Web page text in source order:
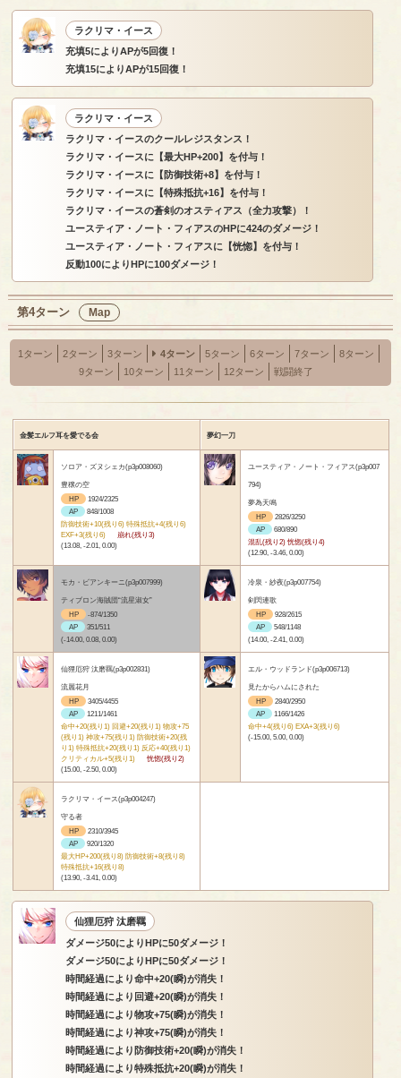
ラクリマ・イース
充填5によりAPが5回復！
充填15によりAPが15回復！
ラクリマ・イース
ラクリマ・イースのクールレジスタンス！
ラクリマ・イースに【最大HP+200】を付与！
ラクリマ・イースに【防御技術+8】を付与！
ラクリマ・イースに【特殊抵抗+16】を付与！
ラクリマ・イースの蒼剣のオスティアス（全力攻撃）！
ユースティア・ノート・フィアスのHPに424のダメージ！
ユースティア・ノート・フィアスに【恍惚】を付与！
反動100によりHPに100ダメージ！
第4ターン Map
1ターン 2ターン 3ターン 4ターン 5ターン 6ターン 7ターン
8ターン
9ターン
10ターン 11ターン 12ターン 戦闘終了
金髪エルフ耳を愛でる会 夢幻一刀
ソロア・ズヌシェカ(p3p008060)
豊穣の空
HP
1924/2325
AP
848/1008
防御技術+10(残り6) 特殊抵抗+4(残り6)
EXF+3(残り6)
崩れ(残り3)
(13.08, -2.01, 0.00)
ユースティア・ノート・フィアス(p3p007
794)
夢為天鳴
HP
2826/3250
AP
680/890
混乱(残り2) 恍惚(残り4)
(12.90, -3.46, 0.00)
モカ・ビアンキーニ(p3p007999)
ティブロン海賊団“流星淑女”
HP
-874/1350
AP
351/511
(-14.00, 0.08, 0.00)
冷泉・紗夜(p3p007754)
剣閃連歌
HP
928/2615
AP
548/1148
(14.00, -2.41, 0.00)
仙狸厄狩 汰磨羈(p3p002831)
流麗花月
HP
3405/4455
AP
1211/1461
命中+20(残り1) 回避+20(残り1) 物攻+75
(残り1) 神攻+75(残り1) 防御技術+20(残
り1) 特殊抵抗+20(残り1) 反応+40(残り1)
クリティカル+5(残り1)
恍惚(残り2)
(15.00, -2.50, 0.00)
エル・ウッドランド(p3p006713)
見たからハムにされた
HP
2840/2950
AP
1166/1426
命中+4(残り6) EXA+3(残り6)
(-15.00, 5.00, 0.00)
ラクリマ・イース(p3p004247)
守る者
HP
2310/3945
AP
920/1320
最大HP+200(残り8) 防御技術+8(残り8)
特殊抵抗+16(残り8)
(13.90, -3.41, 0.00)
仙狸厄狩 汰磨羈
ダメージ50によりHPに50ダメージ！
ダメージ50によりHPに50ダメージ！
時間経過により命中+20(瞬)が消失！
時間経過により回避+20(瞬)が消失！
時間経過により物攻+75(瞬)が消失！
時間経過により神攻+75(瞬)が消失！
時間経過により防御技術+20(瞬)が消失！
時間経過により特殊抵抗+20(瞬)が消失！